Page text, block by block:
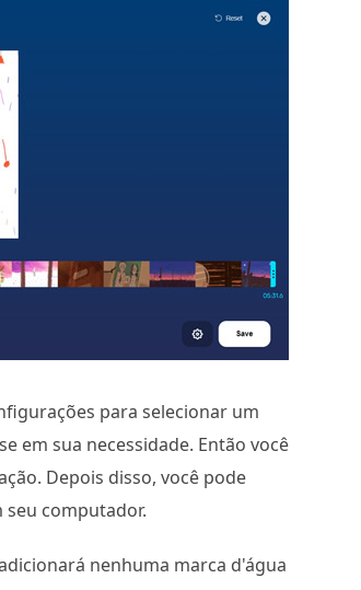
para selecionar um
em sua necessidade. Então você
Depois disso, você pode
computador.
nenhuma marca d'água